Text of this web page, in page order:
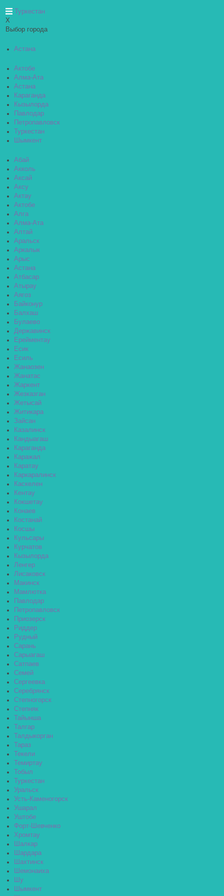
Туркестан
X
Выбор города
Астана
Актобе
Алма-Ата
Астана
Караганда
Кызылорда
Павлодар
Петропавловск
Туркестан
Шымкент
Абай
Акколь
Аксай
Аксу
Актау
Актобе
Алга
Алма-Ата
Алтай
Аральск
Аркалык
Арыс
Астана
Атбасар
Атырау
Аягоз
Байконур
Балхаш
Булаево
Державинск
Ерейментау
Есик
Есиль
Жанаозен
Жанатас
Жаркент
Жезказган
Жетысай
Житикара
Зайсан
Казалинск
Кандыагаш
Караганда
Каражал
Каратау
Каркаралинск
Каскелен
Кентау
Кокшетау
Конаев
Костанай
Косшы
Кульсары
Курчатов
Кызылорда
Ленгер
Лисаковск
Макинск
Мамлютка
Павлодар
Петропавловск
Приозерск
Риддер
Рудный
Сарань
Сарыагаш
Сатпаев
Семей
Сергеевка
Серебрянск
Степногорск
Степняк
Тайынша
Талгар
Талдыкорган
Тараз
Текели
Темиртау
Тобыл
Туркестан
Уральск
Усть-Каменогорск
Ушарал
Уштобе
Форт-Шевченко
Хромтау
Шалкар
Шардара
Шахтинск
Шемонаиха
Шу
Шымкент